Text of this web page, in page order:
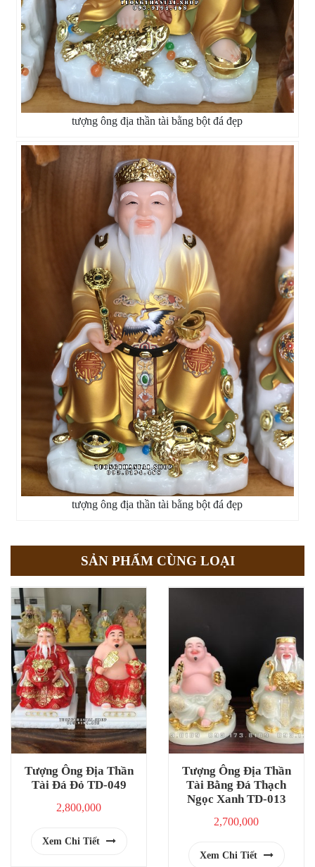
tượng ông địa thần tài bằng bột đá đẹp
tượng ông địa thần tài bằng bột đá đẹp
SẢN PHẨM CÙNG LOẠI
Tượng Ông Địa Thần
Tài Đá Đỏ TD-049
2,800,000
Xem Chi Tiết
Tượng Ông Địa Thần
Tài Bằng Đá Thạch
Ngọc Xanh TD-013
2,700,000
Xem Chi Tiết